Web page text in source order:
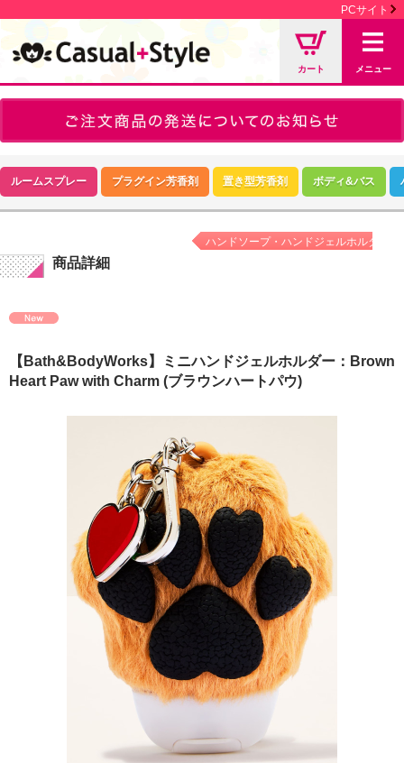
PCサイト
カート メニュー
ルームスプレー プラグイン芳香剤 置き型芳香剤 ボディ&バス
商品詳細
ハンドソープ・ハンドジェルホルダー
【Bath&BodyWorks】ミニハンドジェルホルダー：Brown
Heart Paw with Charm (ブラウンハートパウ)